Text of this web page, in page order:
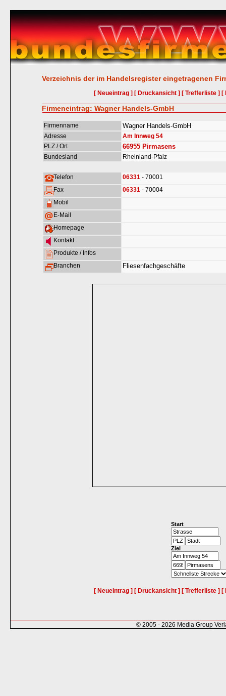
Verzeichnis der im Handelsregister eingetragenen
[ Neueintrag ] [ Druckansicht ] [ Trefferliste ] [
Firmeneintrag: Wagner Handels-GmbH
Firmenname Wagner Handels-GmbH
Adresse
Am Innweg 54
PLZ / Ort
66955 Pirmasens
Bundesland Rheinland-Pfalz
Telefon 06331 - 70001
Fax
06331 - 70004
Mobil
E-Mail
Homepage
Kontakt
Produkte / Infos
Branchen
Fliesenfachgeschäfte
Start
Ziel
[ Neueintrag ] [ Druckansicht ] [ Trefferliste ] [
© 2005 - 2026 Media Group